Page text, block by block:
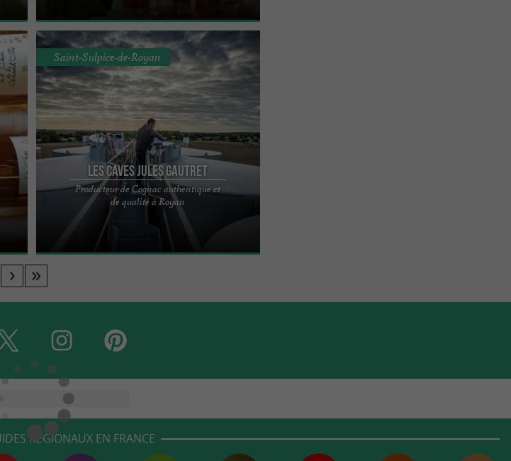
Les Caves Jules Gautret
Producteur de Cognac authentique et
de qualité à Royan
Saint-Sulpice-de-Royan
La Cave Jules Gautret de Saint-Sulpice-de-Royan
est un haut lieu d'élaboration et de vieillissement
de pineau des ...
RÉGIONAUX EN FRANCE